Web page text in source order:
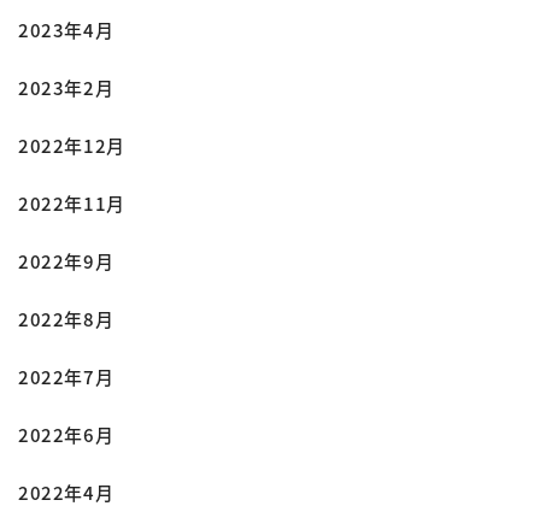
2023年4月
2023年2月
2022年12月
2022年11月
2022年9月
2022年8月
2022年7月
2022年6月
2022年4月